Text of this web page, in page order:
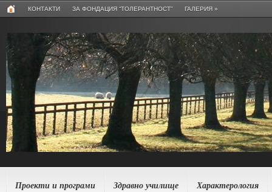
КОНТАКТИ ЗА ФОНДАЦИЯ “ТОЛЕРАНТНОСТ” ГАЛЕРИЯ »
Проекти и програми Здравно училище Характерология